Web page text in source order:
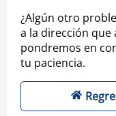
¿Algún otro
a la dirección que
pondremos en
tu paciencia.